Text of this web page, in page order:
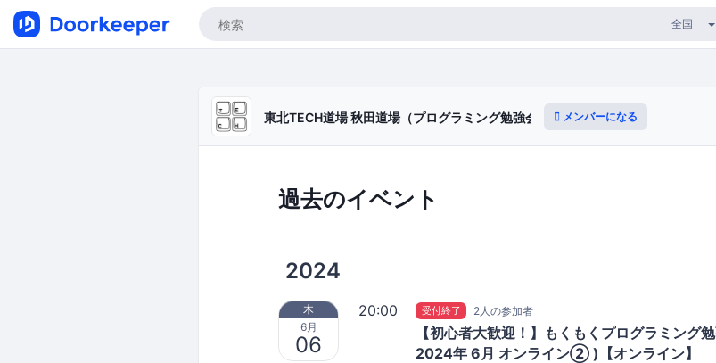
東北TECH道場 秋田道場（プログラミング勉強会） メンバーになる
過去のイベント
2024
木
6月
06
20:00 受付終了 2人の参加者
【初心者大歓迎！】もくもくプログラミング
2024年 6月 オンライン② )【オンライン】